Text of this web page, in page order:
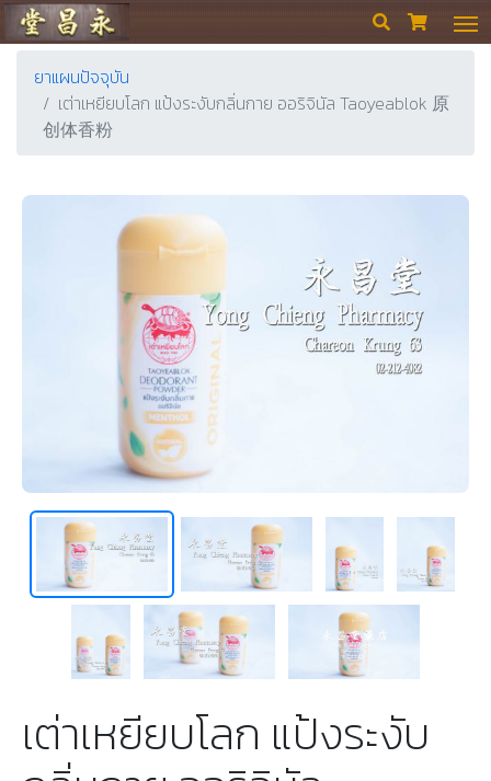
ร้านขายยา ย่งเชียงตึ๊ง  
ยาแผนปัจจุบัน
เต่าเหยียบโลก แป้งระงับกลิ่นกาย ออริจินัล Taoyeablok 原
创体香粉
เต่าเหยียบโลก แป้งระงับ